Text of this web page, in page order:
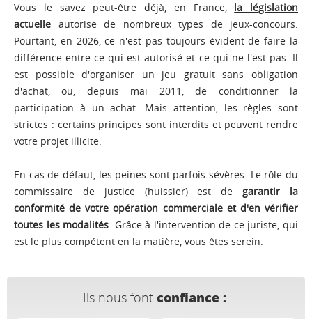
Vous le savez peut-être déjà, en France, la législation
actuelle autorise de nombreux types de jeux-concours.
Pourtant, en 2026, ce n'est pas toujours évident de faire la
différence entre ce qui est autorisé et ce qui ne l'est pas. Il
est possible d'organiser un jeu gratuit sans obligation
d'achat, ou, depuis mai 2011, de conditionner la
participation à un achat. Mais attention, les règles sont
strictes : certains principes sont interdits et peuvent rendre
votre projet illicite.
En cas de défaut, les peines sont parfois sévères. Le rôle du
commissaire de justice (huissier) est de garantir la
conformité de votre opération commerciale et d'en vérifier
toutes les modalités. Grâce à l'intervention de ce juriste, qui
est le plus compétent en la matière, vous êtes serein.
Ils nous font confiance :